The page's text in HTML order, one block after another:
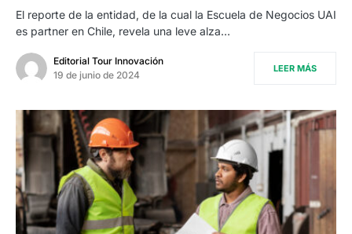
El reporte de la entidad, de la cual la Escuela de Negocios UAI
es partner en Chile, revela una leve alza…
Editorial Tour Innovación
19 de junio de 2024
LEER MÁS